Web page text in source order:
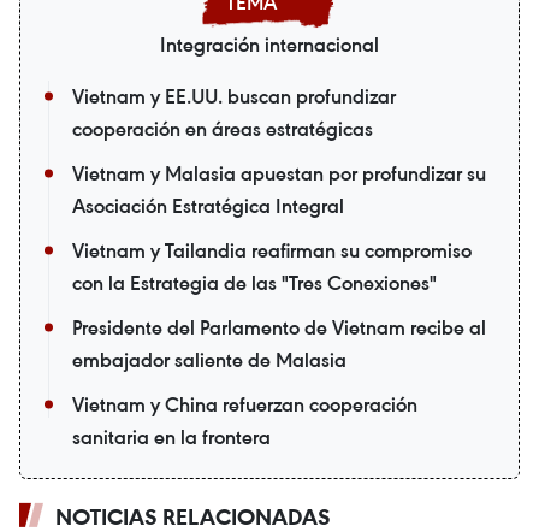
Integración internacional
Vietnam y EE.UU. buscan profundizar
cooperación en áreas estratégicas
Vietnam y Malasia apuestan por profundizar su
Asociación Estratégica Integral
Vietnam y Tailandia reafirman su compromiso
con la Estrategia de las "Tres Conexiones"
Presidente del Parlamento de Vietnam recibe al
embajador saliente de Malasia
Vietnam y China refuerzan cooperación
sanitaria en la frontera
NOTICIAS RELACIONADAS